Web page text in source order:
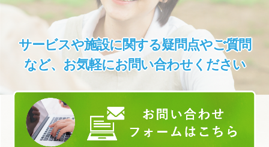
サービスや施設に関する疑問点やご質問
など、 お気軽にお問い合わせください